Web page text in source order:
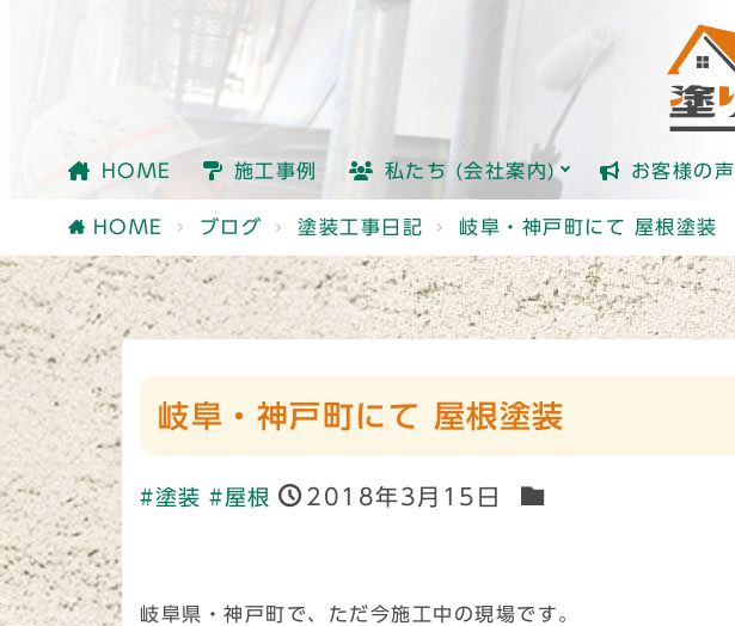
HOME 施工事例 私たち (会社案内)
他社との違い
社員紹介
会社情報
お客様の声
HOME ブログ 塗装工事日記 岐阜・神戸町にて 屋根塗装
岐阜・神戸町にて 屋根塗装
#塗装 #屋根 2018年3月15日
岐阜県・神戸町で、ただ今施工中の現場です。